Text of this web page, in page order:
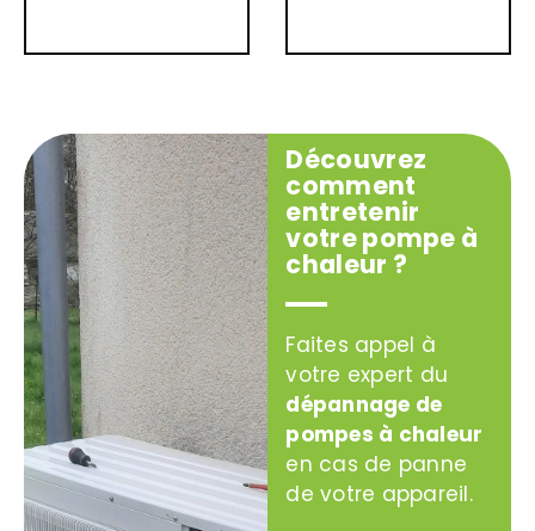
Découvrez
comment
entretenir
votre pompe à
chaleur ?
Faites appel à
votre expert du
dépannage de
pompes à chaleur
en cas de panne
de votre appareil.